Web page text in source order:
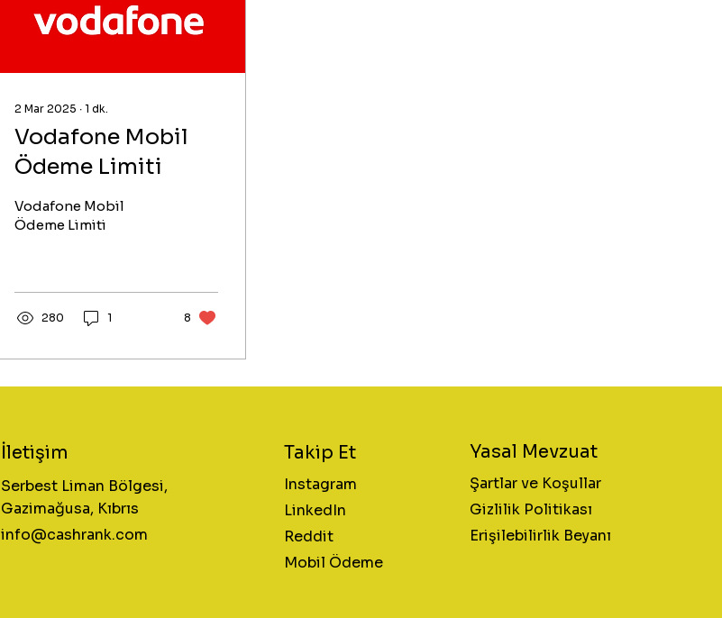
2 Mar 2025 ∙ 1 dk.
Vodafone Mobil
Ödeme Limiti
Vodafone Mobil
Ödeme Limiti
280 1 8
İletişim
Serbest Liman Bölgesi,
Gazimağusa, Kıbrıs
info@cashrank.com
Yasal Mevzuat
Şartlar ve Koşullar
Gizlilik Politikası
Erişilebilirlik Beyanı
Takip Et
Instagram
LinkedIn
Reddit
Mobil Ödeme